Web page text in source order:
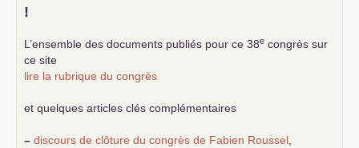
!
L’ensemble des documents publiés pour ce 38e congrès sur
ce site
lire la rubrique du congrès
et quelques articles clés complémentaires
– discours de clôture du congrès de Fabien Roussel